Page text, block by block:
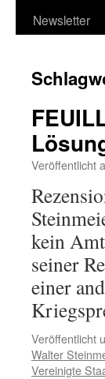
Newsletter
Veröffentlicht
kein
seiner
einer
Veröffentlicht
Walter
Vereinigte